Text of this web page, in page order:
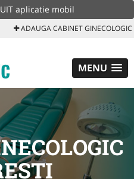
aplicatie mobil
ADAUGA CABINET GINECOLOGIC
MENU